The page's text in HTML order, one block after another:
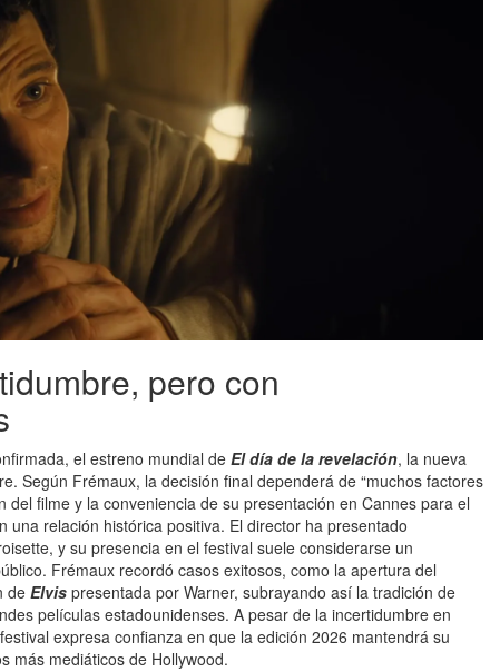
pero con
el estreno mundial de El día de la revelación, la nueva
Según Frémaux, la decisión final dependerá de “muchos factores
filme y la conveniencia de su presentación en Cannes para el
relación histórica positiva. El director ha presentado
y su presencia en el festival suele considerarse un
Frémaux recordó casos exitosos, como la apertura del
deElvis presentada por Warner, subrayando así la tradición de
películas estadounidenses. A pesar de la incertidumbre en
expresa confianza en que la edición 2026 mantendrá su
más mediáticos de Hollywood.